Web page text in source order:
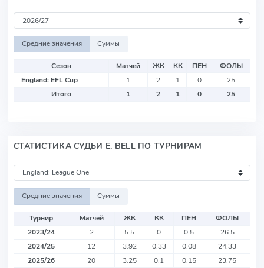
Средние значения Суммы
Сезон Матчей ЖК КК ПЕН
ФОЛЫ
England: EFL Cup
1 2 1 0
25
Итого
1 2 1 0 25
СТАТИСТИКА СУДЬИ E. BELL ПО ТУРНИРАМ
Средние значения Суммы
Турнир Матчей ЖК КК ПЕН
ФОЛЫ
2023/24
2 5.5 0 0.5
26.5
2024/25
12 3.92 0.33 0.08
24.33
2025/26
20 3.25 0.1 0.15
23.75